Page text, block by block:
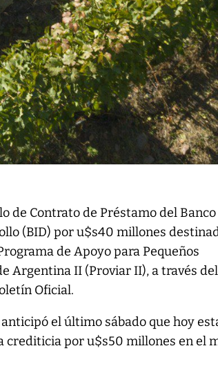
de Contrato de Préstamo del Banco
(BID) por u$s40 millones
de Apoyo para Pequeños
Argentina II (Proviar II), a través del
Oficial.
el último sábado que hoy
crediticia por u$s50 millones en el